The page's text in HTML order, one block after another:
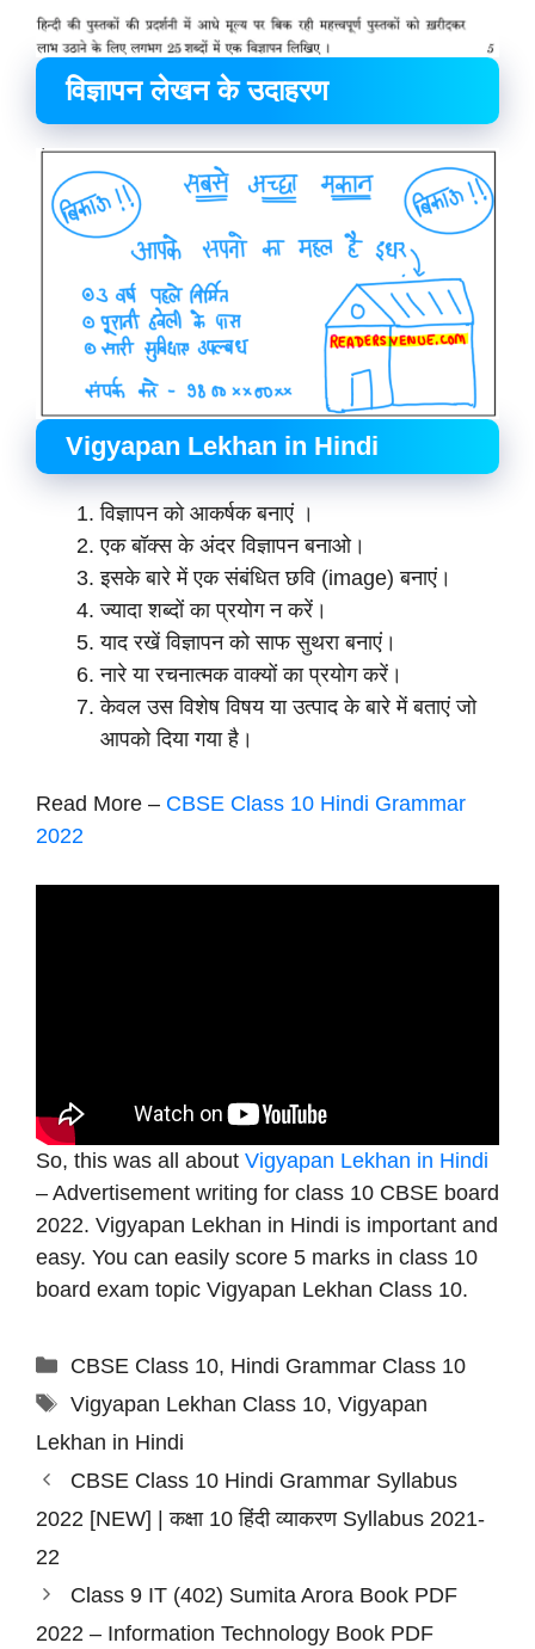
विज्ञापन लेखन के उदाहरण
Vigyapan Lekhan in Hindi
विज्ञापन को आकर्षक बनाएं ।
एक बॉक्स के अंदर विज्ञापन बनाओ।
इसके बारे में एक संबंधित छवि (image) बनाएं।
ज्यादा शब्दों का प्रयोग न करें।
याद रखें विज्ञापन को साफ सुथरा बनाएं।
नारे या रचनात्मक वाक्यों का प्रयोग करें।
केवल उस विशेष विषय या उत्पाद के बारे में बताएं जो
आपको दिया गया है।
Read More – CBSE Class 10 Hindi Grammar
2022
So, this was all about Vigyapan Lekhan in Hindi
– Advertisement writing for class 10 CBSE board
2022. Vigyapan Lekhan in Hindi is important and
easy. You can easily score 5 marks in class 10
board exam topic Vigyapan Lekhan Class 10.
Categories
CBSE Class 10, Hindi Grammar Class 10
Tags
Vigyapan Lekhan Class 10, Vigyapan
Lekhan in Hindi
CBSE Class 10 Hindi Grammar Syllabus
2022 [NEW] | कक्षा 10 हिंदी व्याकरण Syllabus 2021-
22
Class 9 IT (402) Sumita Arora Book PDF
2022 – Information Technology Book PDF